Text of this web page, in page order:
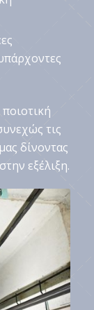
τις
δίνοντας
εξέλιξη.